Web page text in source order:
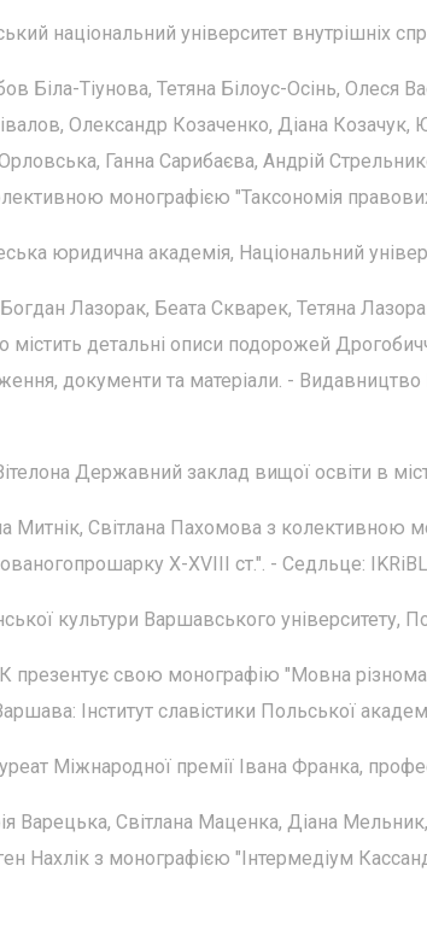
національний університет внутрішніх
Біла-Тіунова, Тетяна Білоус-Осінь, Олеся
Олександр Козаченко, Діана Козачук,
Ганна Сарибаєва, Андрій
монографією "Таксономія
юридична академія, Національний
Лазорак, Беата Скварек, Тетяна
містить детальні описи подорожей
документи та матеріали. -
Державний заклад вищої освіти в
Митнік, Світлана Пахомова з колективною
X-XVIII ст.". - Седльце:
культури Варшавського університету,
свою монографію "Мовна
Інститут славістики Польської
Міжнародної премії Івана Франка,
Варецька, Світлана Маценка, Діана
Нахлік з монографією "Інтермедіум